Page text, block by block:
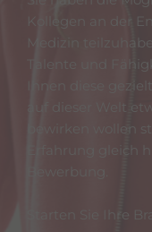
Kollegen an der
Medizin
Talente und
Ihnen diese
auf dieser Welt
bewirken wollen
Erfahrung gleich
Starten Sie Ihre